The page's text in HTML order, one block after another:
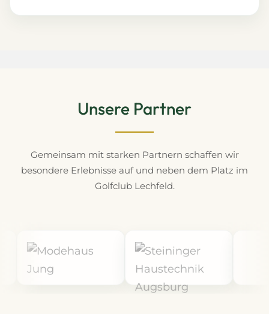
Unsere Partner
Gemeinsam mit starken Partnern schaffen wir
besondere Erlebnisse auf und neben dem Platz im
Golfclub Lechfeld.